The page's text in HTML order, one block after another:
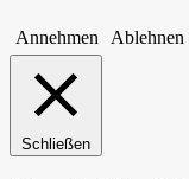
Annehmen Ablehnen
Schließen